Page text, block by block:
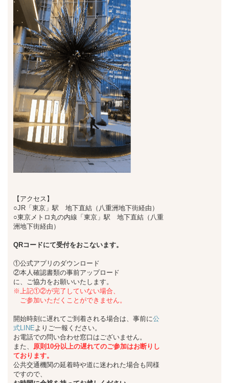
【アクセス】
○JR「東京」駅 地下直結（八重洲地下街経由）
○東京メトロ丸の内線「東京」駅 地下直結（八重
洲地下街経由）
QRコードにて受付をおこないます。
①公式アプリのダウンロード
②本人確認書類の事前アップロード
に、ご協力をお願いいたします。
※上記①②が完了していない場合、
ご参加いただくことができません。
開始時刻に遅れてご到着される場合は、事前に公
式LINE よりご一報ください。
お電話での問い合わせ窓口はございません。
また、 原則10分以上の遅れてのご参加はお断りし
ております。
公共交通機関の延着時や道に迷われた場合も同様
ですので、